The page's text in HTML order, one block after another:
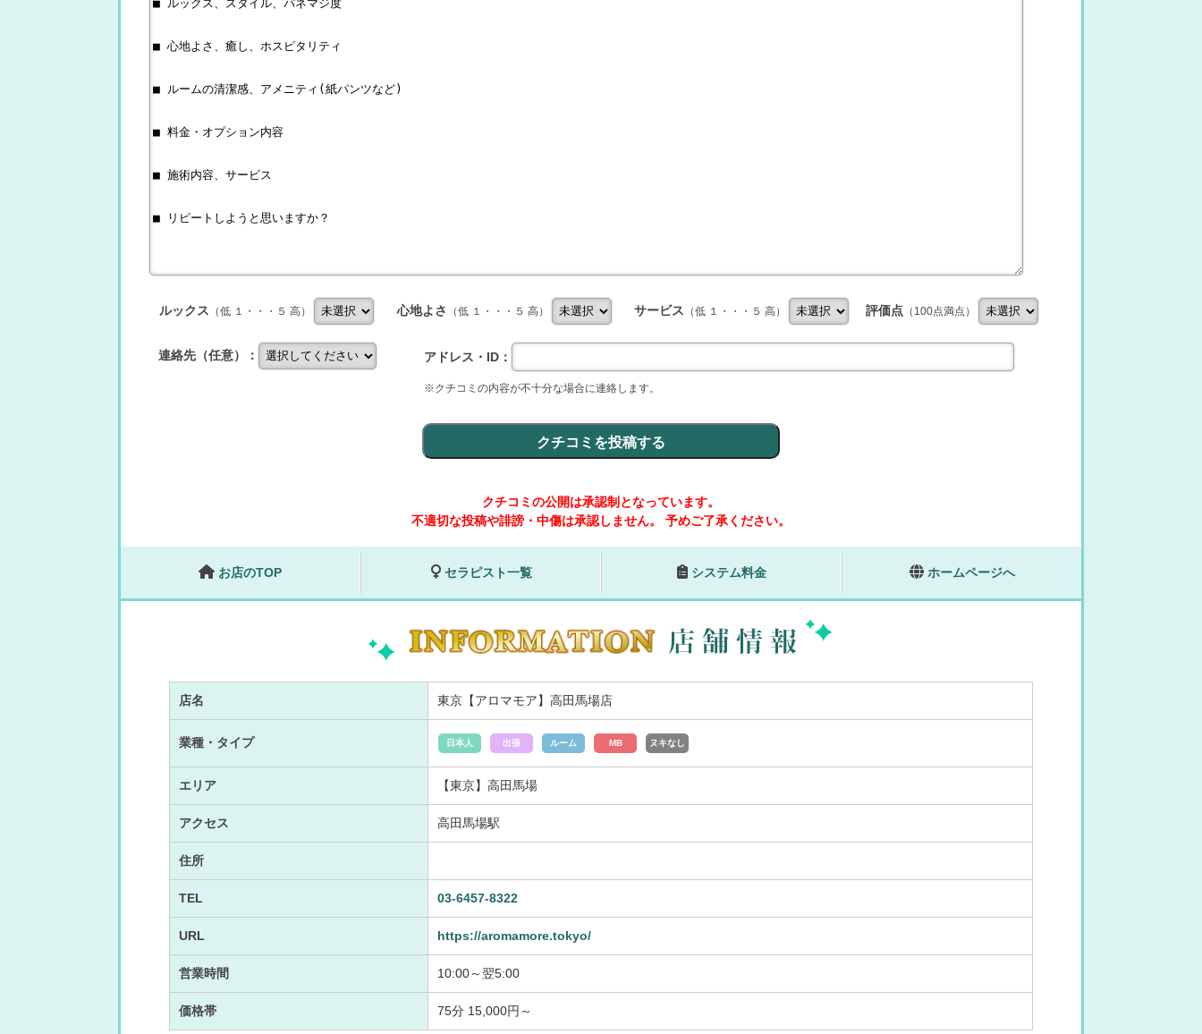
ルックス （低 １・・・５ 高） 心地よさ （低 １・・・５ 高） サービス （低 １・・・５ 高） 評価点 （100点満点）
連絡先（任意）： アドレス・ID：
※クチコミの内容が不十分な場合に連絡します。
クチコミの公開は承認制となっています。
不適切な投稿や誹謗・中傷は承認しません。
予めご了承ください。
お店のTOP セラピスト一覧 システム料金 ホームページへ
店名 東京【アロマモア】高田馬場店
業種・タイプ 日本人 出張 ルーム MB ヌキなし
エリア 【東京】高田馬場
アクセス 高田馬場駅
住所
TEL 03-6457-8322
URL https://aromamore.tokyo/
営業時間 10:00～翌5:00
価格帯 75分 15,000円～